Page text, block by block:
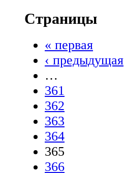
Страницы
« первая
‹ предыдущая
…
361
362
363
364
365
366